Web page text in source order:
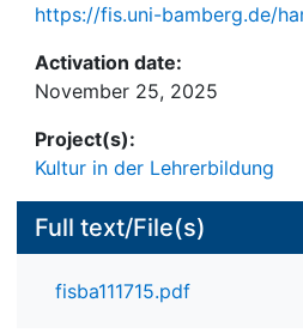
https://fis.uni-bamberg.de/
Activation date:
November 25, 2025
Project(s):
Kultur in der Lehrerbildung
Full text/File(s)
fisba111715.pdf